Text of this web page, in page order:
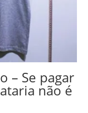
– Se pagar
não é